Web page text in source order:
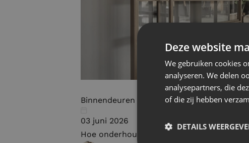
Binnendeuren
03 juni 2026
Hoe onderhoud je een stalen deur?
Deze website
We gebruiken cookies
analyseren. We delen
analysepartners, die
of die zij hebben
DETAILS